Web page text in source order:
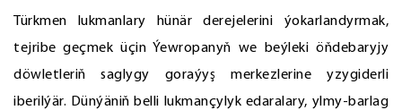
Türkmen lukmanlary hünär derejelerini ýokarlandyrmak,
tejribe geçmek üçin Ýewropanyň we beýleki öňdebaryjy
döwletleriň saglygy goraýyş merkezlerine yzygiderli
iberilýär. Dünýäniň belli lukmançylyk edaralary, ylmy-barlag